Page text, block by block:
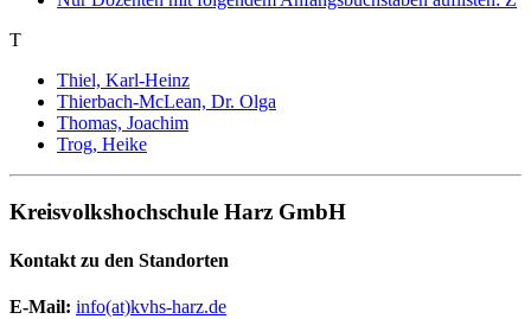
T
Thiel, Karl-Heinz
Thierbach-McLean, Dr. Olga
Thomas, Joachim
Trog, Heike
Kreisvolkshochschule Harz GmbH
Kontakt zu den Standorten
E-Mail: info(at)kvhs-harz.de